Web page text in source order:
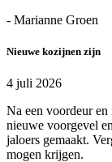
- Marianne Groen
Nieuwe kozijnen zijn
4 juli 2026
Na een voordeur
nieuwe voorgevel
jaloers gemaakt.
mogen krijgen.